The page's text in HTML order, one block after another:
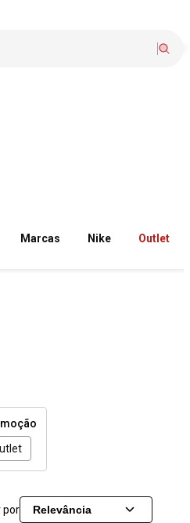
Marcas Nike Outlet
por Relevância